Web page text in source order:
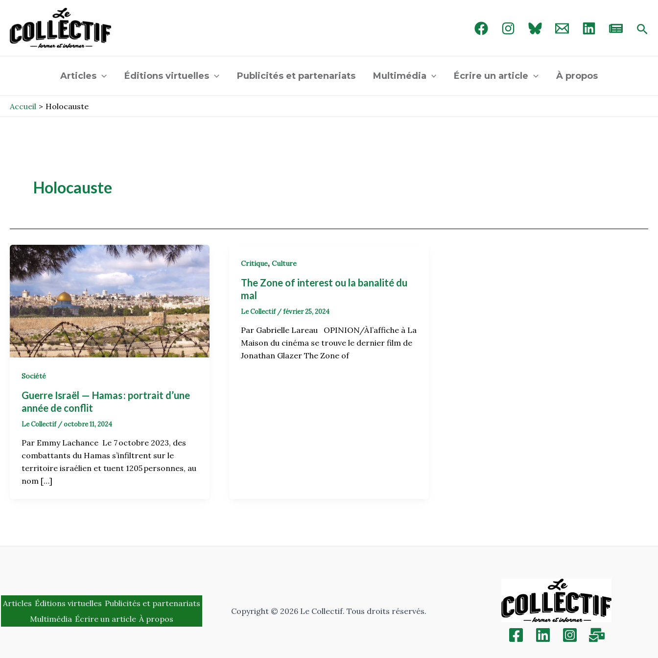
contenu
Articles Éditions virtuelles Publicités et partenariats Multimédia Écrire un article À propos
Accueil Holocauste
Holocauste
Société
Guerre Israël — Hamas : portrait d’une
année de conflit
Le Collectif /octobre 11, 2024
Par Emmy Lachance Le 7 octobre 2023, des
combattants du Hamas s’infiltrent sur le
territoire israélien et tuent 1205 personnes, au
nom […]
Critique, Culture
The Zone of interest ou la banalité du
mal
Le Collectif /février 25, 2024
Par Gabrielle Lareau OPINION/À l’affiche à La
Maison du cinéma se trouve le dernier film de
Jonathan Glazer The Zone of
Articles Éditions virtuelles Publicités et partenariats
Multimédia Écrire un article À propos
Copyright © 2026 Le Collectif. Tous droits réservés.